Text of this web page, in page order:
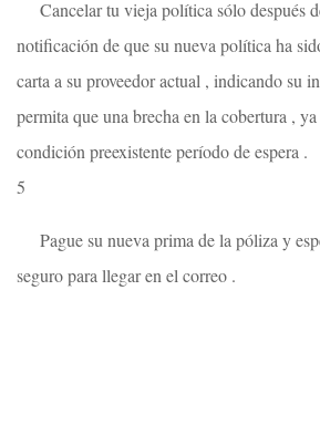
Cancelar tu vieja política sólo después
notificación de que su nueva política ha
carta a su proveedor actual , indicando su
permita que una brecha en la cobertura ,
condición preexistente período de espera .
5
Pague su nueva prima de la póliza y
seguro para llegar en el correo .